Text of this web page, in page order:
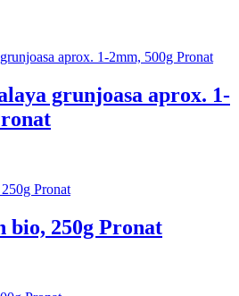
grunjoasa aprox. 1-
bio, 250g Pronat